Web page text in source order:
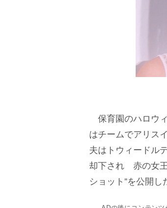
保育園のハロウ
はチームでアリス
夫はトウィードル
却下され 赤の女王
ショット”を公開し